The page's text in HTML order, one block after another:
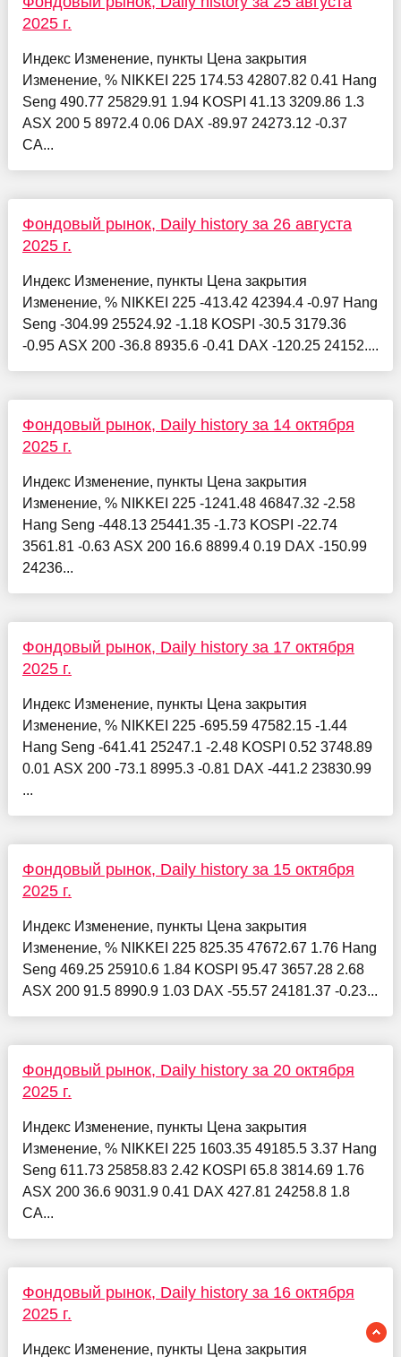
2025 г.
Индекс Изменение, пункты Цена закрытия
Изменение, % NIKKEI 225 174.53 42807.82 0.41 Hang
Seng 490.77 25829.91 1.94 KOSPI 41.13 3209.86 1.3
ASX 200 5 8972.4 0.06 DAX -89.97 24273.12 -0.37
CA...
Фондовый рынок, Daily history за 26 августа
2025 г.
Индекс Изменение, пункты Цена закрытия
Изменение, % NIKKEI 225 -413.42 42394.4 -0.97 Hang
Seng -304.99 25524.92 -1.18 KOSPI -30.5 3179.36
-0.95 ASX 200 -36.8 8935.6 -0.41 DAX -120.25 24152....
Фондовый рынок, Daily history за 14 октября
2025 г.
Индекс Изменение, пункты Цена закрытия
Изменение, % NIKKEI 225 -1241.48 46847.32 -2.58
Hang Seng -448.13 25441.35 -1.73 KOSPI -22.74
3561.81 -0.63 ASX 200 16.6 8899.4 0.19 DAX -150.99
24236...
Фондовый рынок, Daily history за 17 октября
2025 г.
Индекс Изменение, пункты Цена закрытия
Изменение, % NIKKEI 225 -695.59 47582.15 -1.44
Hang Seng -641.41 25247.1 -2.48 KOSPI 0.52 3748.89
0.01 ASX 200 -73.1 8995.3 -0.81 DAX -441.2 23830.99
...
Фондовый рынок, Daily history за 15 октября
2025 г.
Индекс Изменение, пункты Цена закрытия
Изменение, % NIKKEI 225 825.35 47672.67 1.76 Hang
Seng 469.25 25910.6 1.84 KOSPI 95.47 3657.28 2.68
ASX 200 91.5 8990.9 1.03 DAX -55.57 24181.37 -0.23...
Фондовый рынок, Daily history за 20 октября
2025 г.
Индекс Изменение, пункты Цена закрытия
Изменение, % NIKKEI 225 1603.35 49185.5 3.37 Hang
Seng 611.73 25858.83 2.42 KOSPI 65.8 3814.69 1.76
ASX 200 36.6 9031.9 0.41 DAX 427.81 24258.8 1.8
CA...
Фондовый рынок, Daily history за 16 октября
2025 г.
Индекс Изменение, пункты Цена закрытия